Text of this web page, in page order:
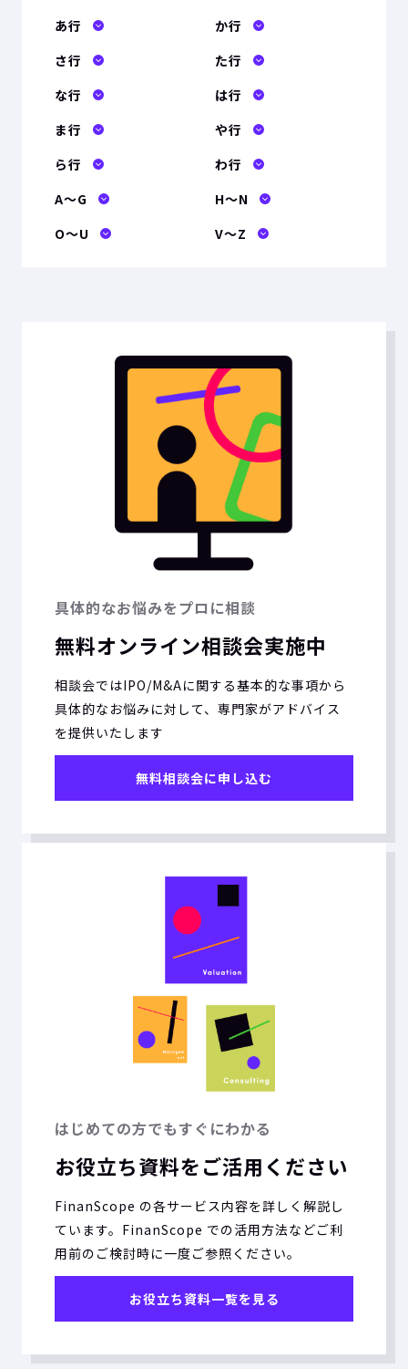
あ行
か行
さ行
た行
な行
は行
ま行
や行
ら行
わ行
A〜G
H〜N
O〜U
V〜Z
具体的なお悩みをプロに相談
無料オンライン相談会実施中
相談会ではIPO/M&Aに関する基本的な事項から
具体的なお悩みに対して、専門家がアドバイス
を提供いたします
無料相談会に申し込む
はじめての方でもすぐにわかる
お役立ち資料をご活用ください
FinanScope の各サービス内容を詳しく解説し
ています。FinanScope での活用方法などご利
用前のご検討時に一度ご参照ください。
お役立ち資料一覧を見る